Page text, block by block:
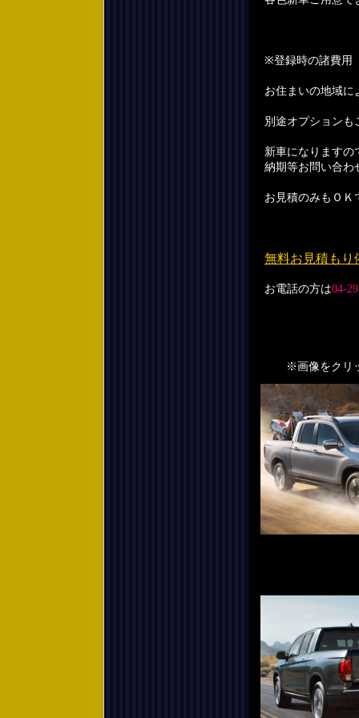
※登録時の諸費用
お住まいの地域に
別途オプションも
新車になりますの
納期等お問い合わ
お見積のみもＯＫ
無料お見積もり
お電話の方は04-
※画像をクリッ